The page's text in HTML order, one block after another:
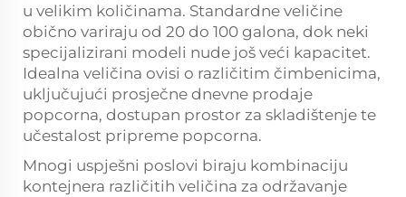
u velikim količinama. Standardne veličine
obično variraju od 20 do 100 galona, dok neki
specijalizirani modeli nude još veći kapacitet.
Idealna veličina ovisi o različitim čimbenicima,
uključujući prosječne dnevne prodaje
popcorna, dostupan prostor za skladištenje te
učestalost pripreme popcorna.
Mnogi uspješni poslovi biraju kombinaciju
kontejnera različitih veličina za održavanje